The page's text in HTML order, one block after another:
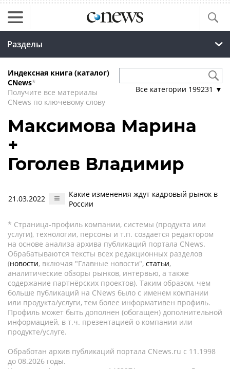
Разделы
Индексная книга (каталог)
CNews*
Получите все материалы
CNews по ключевому слову
Все категории 199231 ▼
Максимова Марина
+
Гоголев Владимир
21.03.2022
Какие изменения ждут кадровый рынок в
России
* Страница-профиль компании, системы (продукта или
услуги), технологии, персоны и т.п. создается редактором
на основе анализа архива публикаций портала CNews.
Обрабатываются тексты всех редакционных разделов
(новости, включая "Главные новости", статьи,
аналитические обзоры рынков, интервью, а также
содержание партнёрских проектов). Таким образом, чем
больше публикаций на CNews было с именем компании
или продукта/услуги, тем более информативен профиль.
Профиль может быть дополнен (обогащен) дополнительной
информацией, в т.ч. презентацией о компании или
продукте/услуге.
Обработан архив публикаций портала CNews.ru c 11.1998
до 08.2026 годы.